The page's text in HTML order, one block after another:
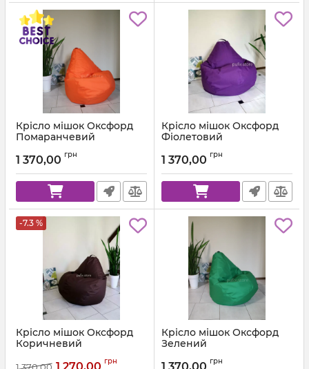
Крісло мішок Оксфорд
Помаранчевий
1 370,00 грн
Крісло мішок Оксфорд
Фіолетовий
1 370,00 грн
-7.3 %
Крісло мішок Оксфорд
Коричневий
1 370,00 грн
Крісло мішок Оксфорд
Зелений
грн